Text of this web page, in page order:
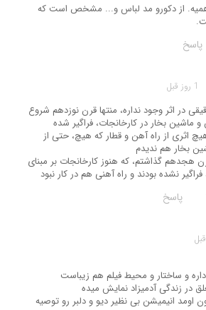
از دکورو مد لباس و... مشخص است که
پاسخ
1 روز قبل
در اثر وجود نداره، منتها قرن نوزدهم شروع
ماشین بخار در کارخانجات، فراگیر شده
اثری از راه آهن و قطار که هیچ، حتی از
بخار هم ندیدم
هجدهم گذاشتم، که هنوز کارخانجات بر مبنای
نشده بودند و راه آهنی هم در کار نبود
پاسخ
داره و ساختار و محیط فیلم هم زیباست
در زندگی آدمیزاد نمایش میده
اومد انیمیشن بی نظیر دیو و دلبر رو توصیه